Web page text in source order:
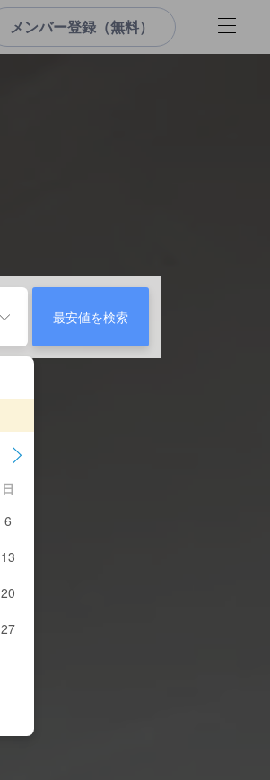
メンバー登録（無料）
最安値を検索
日
6
13
20
27